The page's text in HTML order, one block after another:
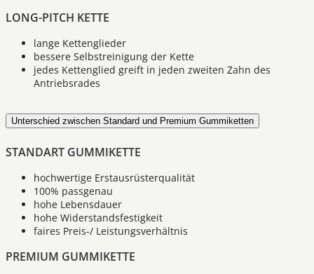
LONG-PITCH KETTE
lange Kettenglieder
bessere Selbstreinigung der Kette
jedes Kettenglied greift in jeden zweiten Zahn des
Antriebsrades
Unterschied zwischen Standard und Premium Gummiketten
STANDART GUMMIKETTE
hochwertige Erstausrüsterqualität
100% passgenau
hohe Lebensdauer
hohe Widerstandsfestigkeit
faires Preis-/ Leistungsverhältnis
PREMIUM GUMMIKETTE